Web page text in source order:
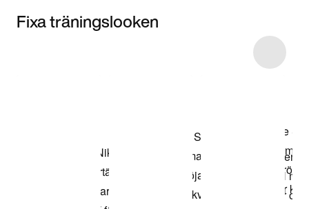
Fixa träningslooken